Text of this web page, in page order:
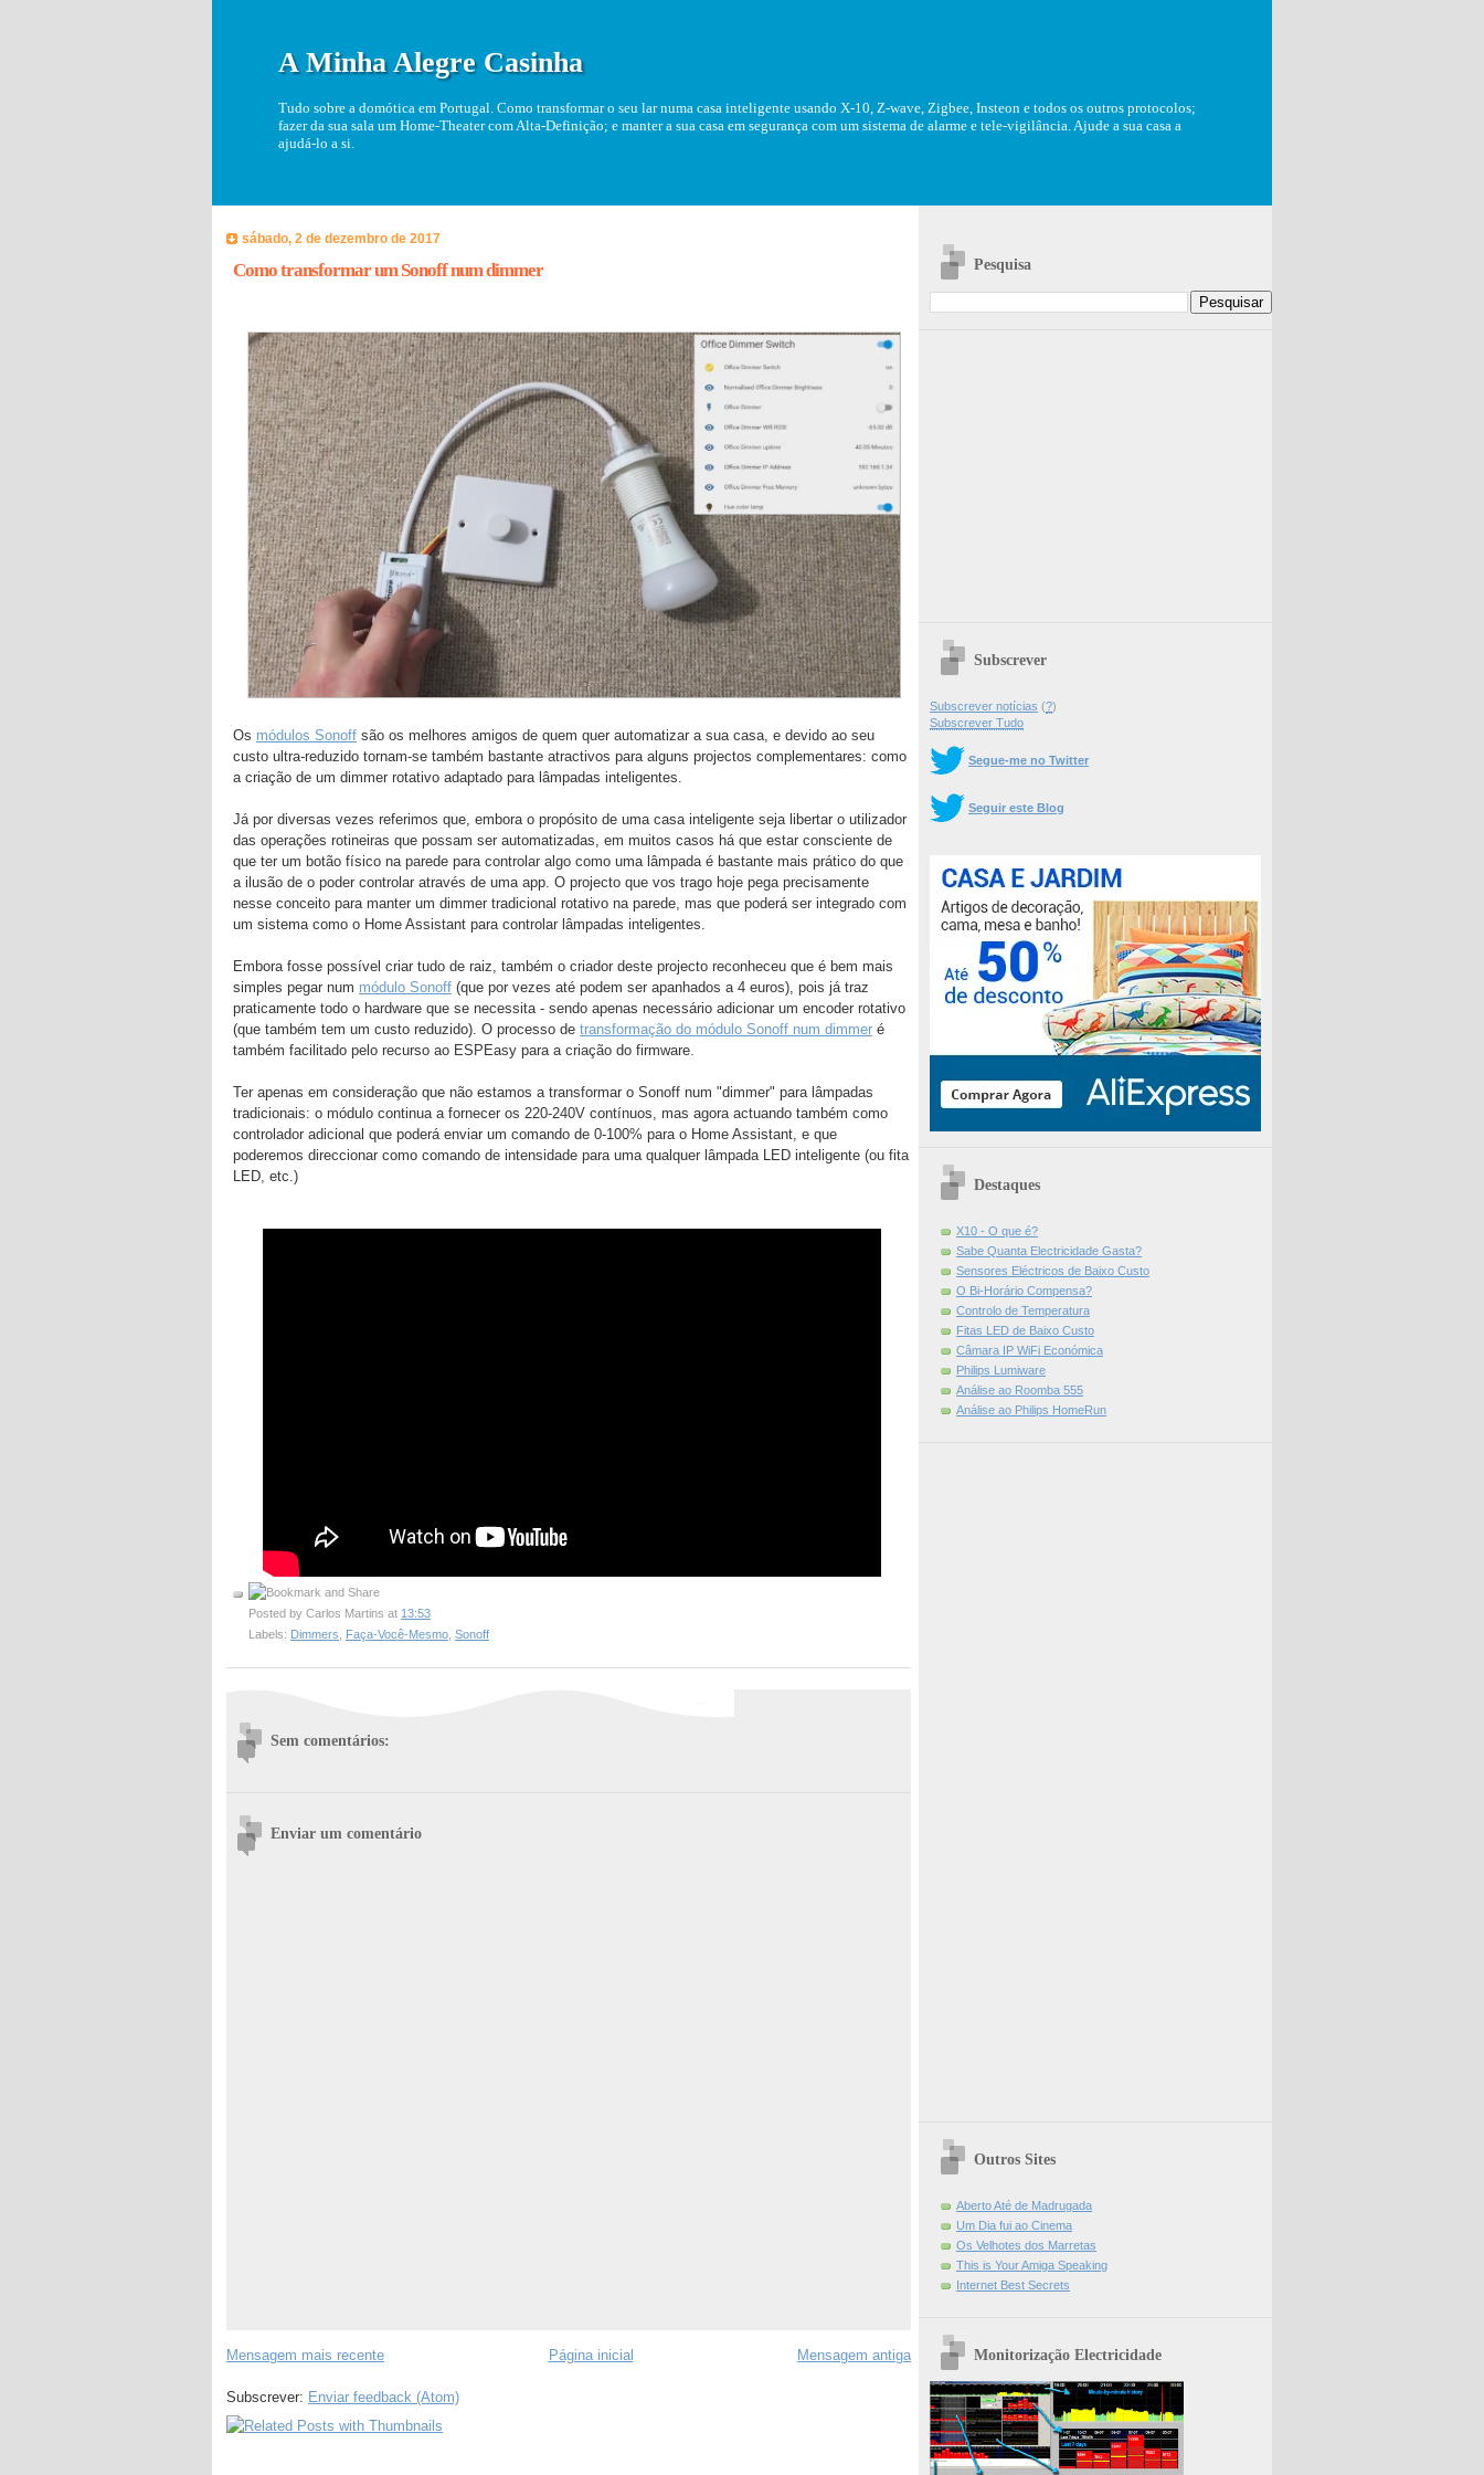
A Minha Alegre Casinha
Tudo sobre a domótica em Portugal. Como transformar o seu lar numa casa inteligente usando X-10, Z-wave, Zigbee, Insteon e todos os outros protocolos;
fazer da sua sala um Home-Theater com Alta-Definição; e manter a sua casa em segurança com um sistema de alarme e tele-vigilância. Ajude a sua casa a
ajudá-lo a si.
sábado, 2 de dezembro de 2017
Como transformar um Sonoff num dimmer
Os módulos Sonoff são os melhores amigos de quem quer automatizar a sua casa, e devido ao seu
custo ultra-reduzido tornam-se também bastante atractivos para alguns projectos complementares: como
a criação de um dimmer rotativo adaptado para lâmpadas inteligentes.
Já por diversas vezes referimos que, embora o propósito de uma casa inteligente seja libertar o utilizador
das operações rotineiras que possam ser automatizadas, em muitos casos há que estar consciente de
que ter um botão físico na parede para controlar algo como uma lâmpada é bastante mais prático do que
a ilusão de o poder controlar através de uma app. O projecto que vos trago hoje pega precisamente
nesse conceito para manter um dimmer tradicional rotativo na parede, mas que poderá ser integrado com
um sistema como o Home Assistant para controlar lâmpadas inteligentes.
Embora fosse possível criar tudo de raiz, também o criador deste projecto reconheceu que é bem mais
simples pegar num módulo Sonoff (que por vezes até podem ser apanhados a 4 euros), pois já traz
praticamente todo o hardware que se necessita - sendo apenas necessário adicionar um encoder rotativo
(que também tem um custo reduzido). O processo de transformação do módulo Sonoff num dimmer é
também facilitado pelo recurso ao ESPEasy para a criação do firmware.
Ter apenas em consideração que não estamos a transformar o Sonoff num "dimmer" para lâmpadas
tradicionais: o módulo continua a fornecer os 220-240V contínuos, mas agora actuando também como
controlador adicional que poderá enviar um comando de 0-100% para o Home Assistant, e que
poderemos direccionar como comando de intensidade para uma qualquer lâmpada LED inteligente (ou fita
LED, etc.)
Posted by Carlos Martins at 13:53
Labels: Dimmers, Faça-Você-Mesmo, Sonoff
Sem comentários:
Enviar um comentário
Mensagem mais recente Mensagem antiga
Página inicial
Subscrever: Enviar feedback (Atom)
Pesquisa
Subscrever
Subscrever notícias (?)
Subscrever Tudo
Segue-me no Twitter
Seguir este Blog
Destaques
X10 - O que é?
Sabe Quanta Electricidade Gasta?
Sensores Eléctricos de Baixo Custo
O Bi-Horário Compensa?
Controlo de Temperatura
Fitas LED de Baixo Custo
Câmara IP WiFi Económica
Philips Lumiware
Análise ao Roomba 555
Análise ao Philips HomeRun
Outros Sites
Aberto Até de Madrugada
Um Dia fui ao Cinema
Os Velhotes dos Marretas
This is Your Amiga Speaking
Internet Best Secrets
Monitorização Electricidade